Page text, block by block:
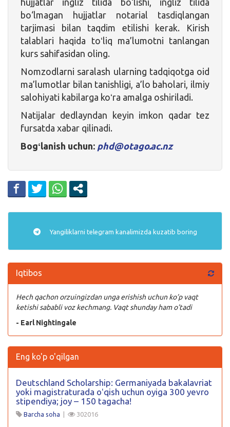
bo‘lmagan hujjatlar notarial tasdiqlangan
tarjimasi bilan taqdim etilishi kerak. Kirish
talablari haqida toʻliq ma’lumotni tanlangan
kurs sahifasidan oling.
Nomzodlarni saralash ularning tadqiqotga oid
ma’lumotlar bilan tanishligi, a’lo baholari, ilmiy
salohiyati kabilarga koʻra amalga oshiriladi.
Natijalar dedlayndan keyin imkon qadar tez
fursatda xabar qilinadi.
Bogʻlanish uchun: phd@otago.ac.nz
Yangiliklarni telegram kanalimizda kuzatib boring
Iqtibos
Hech qachon orzuingizdan unga erishish uchun ko’p vaqt
ketishi sababli voz kechmang. Vaqt shunday ham o’tadi
- Earl Nightingale
Eng ko'p o'qilgan
Deutschland Scholarship: Germaniyada bakalavriat
yoki magistraturada oʻqish uchun oyiga 300 yevro
stipendiya; joy – 150 tagacha!
Barcha soha | 302016